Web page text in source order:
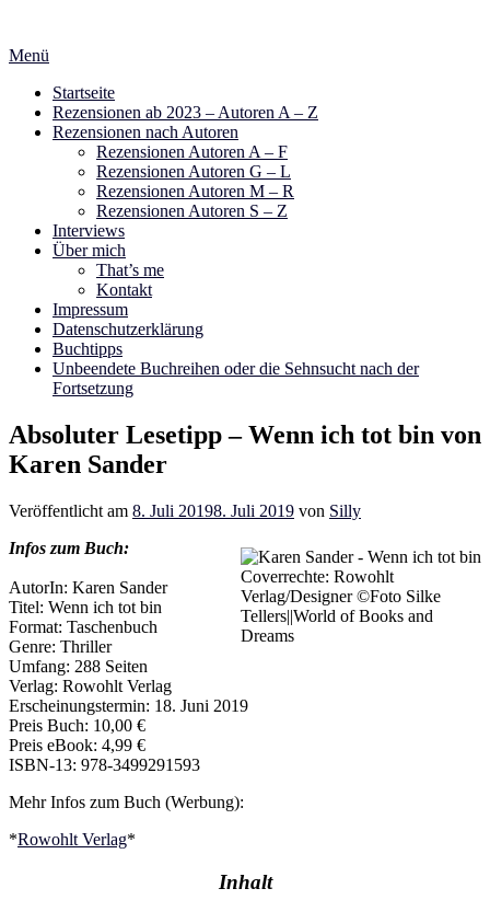
springen
Menü
Startseite
Rezensionen ab 2023 – Autoren A – Z
Rezensionen nach Autoren
Rezensionen Autoren A – F
Rezensionen Autoren G – L
Rezensionen Autoren M – R
Rezensionen Autoren S – Z
Interviews
Über mich
That’s me
Kontakt
Impressum
Datenschutzerklärung
Buchtipps
Unbeendete Buchreihen oder die Sehnsucht nach der
Fortsetzung
Absoluter Lesetipp – Wenn ich tot bin von
Karen Sander
Veröffentlicht am 8. Juli 20198. Juli 2019 von Silly
Coverrechte: Rowohlt
Verlag/Designer ©Foto Silke
Tellers||World of Books and
Dreams
Infos zum Buch:
AutorIn: Karen Sander
Titel: Wenn ich tot bin
Format: Taschenbuch
Genre: Thriller
Umfang: 288 Seiten
Verlag: Rowohlt Verlag
Erscheinungstermin: 18. Juni 2019
Preis Buch: 10,00 €
Preis eBook: 4,99 €
ISBN-13: 978-3499291593
Mehr Infos zum Buch (Werbung):
*Rowohlt Verlag*
Inhalt